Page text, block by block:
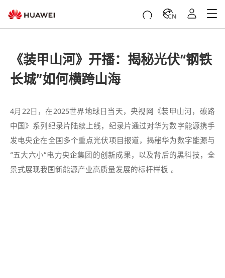
CN
《装甲山河》开播：揭秘光伏“钢铁
长城”如何横跨山海
4月22日，在2025世界地球日当天，央视网《装甲山河，碳路
中国》系列纪录片陆续上线，纪录片通过对华为数字能源携手
发电央企在全国多个重点光伏项目报道，揭秘华为数字能源与
“五大六小”电力央企集团的创新成果，以及背后的黑科技，全
景式展现我国新能源产业高质量发展的标杆样板 。